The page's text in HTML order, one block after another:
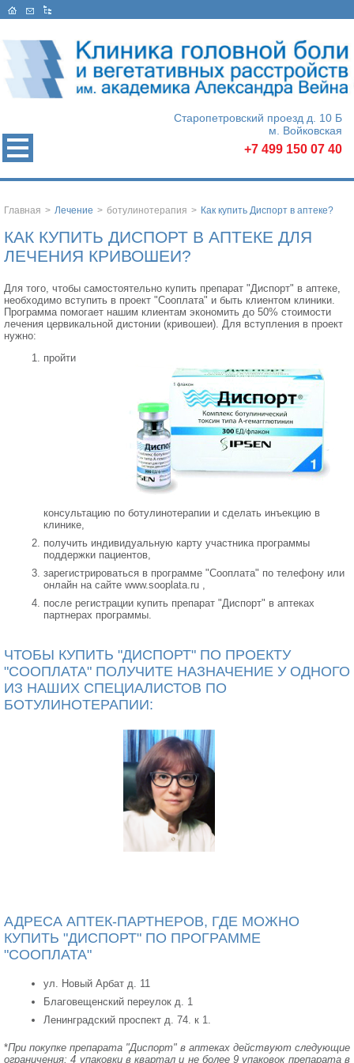
Старопетровский проезд д. 10 Б
м. Войковская
+7 499 150 07 40
Главная > Лечение > ботулинотерапия > Как купить Диспорт в аптеке?
КАК КУПИТЬ ДИСПОРТ В АПТЕКЕ ДЛЯ
ЛЕЧЕНИЯ КРИВОШЕИ?
Для того, чтобы самостоятельно купить препарат "Диспорт" в аптеке,
необходимо вступить в проект "Сооплата" и быть клиентом клиники.
Программа помогает нашим клиентам экономить до 50% стоимости
лечения цервикальной дистонии (кривошеи). Для вступления в проект
нужно:
пройти
консультацию по ботулинотерапии и сделать инъекцию в
клинике,
получить индивидуальную карту участника программы
поддержки пациентов,
зарегистрироваться в программе "Сооплата" по телефону или
онлайн на сайте www.sooplata.ru ,
после регистрации купить препарат "Диспорт" в аптеках
партнерах программы.
ЧТОБЫ КУПИТЬ "ДИСПОРТ" ПО ПРОЕКТУ
"СООПЛАТА" ПОЛУЧИТЕ НАЗНАЧЕНИЕ У ОДНОГО
ИЗ НАШИХ СПЕЦИАЛИСТОВ ПО
БОТУЛИНОТЕРАПИИ:
АДРЕСА АПТЕК-ПАРТНЕРОВ, ГДЕ МОЖНО
КУПИТЬ "ДИСПОРТ" ПО ПРОГРАММЕ
"СООПЛАТА"
ул. Новый Арбат д. 11
Благовещенский переулок д. 1
Ленинградский проспект д. 74. к 1.
*При покупке препарата "Диспорт" в аптеках действуют следующие
ограничения: 4 упаковки в квартал и не более 9 упаковок препарата в